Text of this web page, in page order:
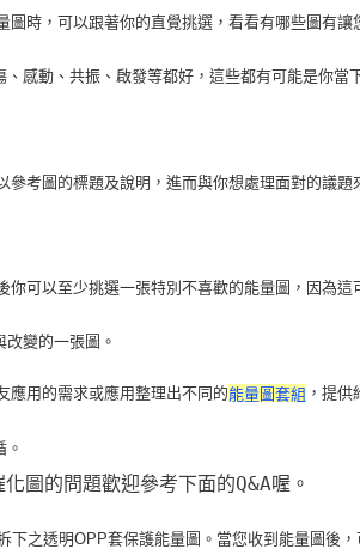
圖時，可以跟著你的直覺挑選，看看有哪些圖有讓
、感動、共振、啟發等都好，這些都有可能是你當
參考圖的標題及說明，進而與你想處理面對的議題
你可以至少挑選一張特別不喜歡的能量圖，因為這
改變的一張圖。
應用的需求或應用整理出不同的
能量圖套組 ，提供
。
圖的問題歡迎參考下面的Q&A喔。
下之透明OPP套保護能量圖。當您收到能量圖後，